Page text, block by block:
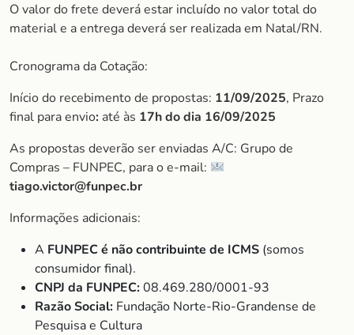
O valor do frete deverá estar incluído no valor total do
material e a entrega deverá ser realizada em Natal/RN.
Cronograma da Cotação:
Início do recebimento de propostas: 11/09/2025, Prazo
final para envio: até às 17h do dia 16/09/2025
As propostas deverão ser enviadas A/C: Grupo de
Compras – FUNPEC, para o e-mail:
tiago.victor@funpec.br
Informações adicionais:
A FUNPEC é não contribuinte de ICMS (somos
consumidor final).
CNPJ da FUNPEC:08.469.280/0001-93
Razão Social: Fundação Norte-Rio-Grandense de
Pesquisa e Cultura